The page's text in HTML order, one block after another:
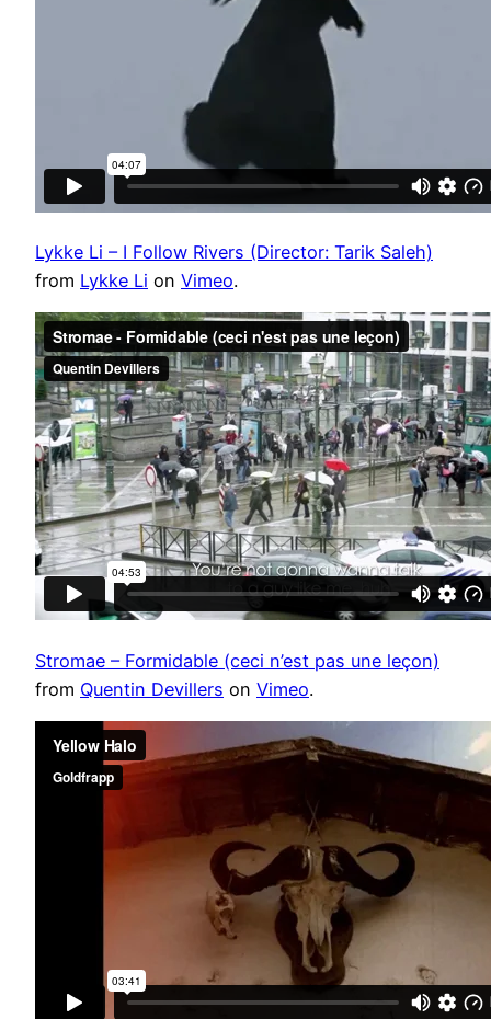
Lykke Li – I Follow Rivers (Director: Tarik Saleh)
from Lykke Li on Vimeo.
Stromae – Formidable (ceci n’est pas une leçon)
from Quentin Devillers on Vimeo.